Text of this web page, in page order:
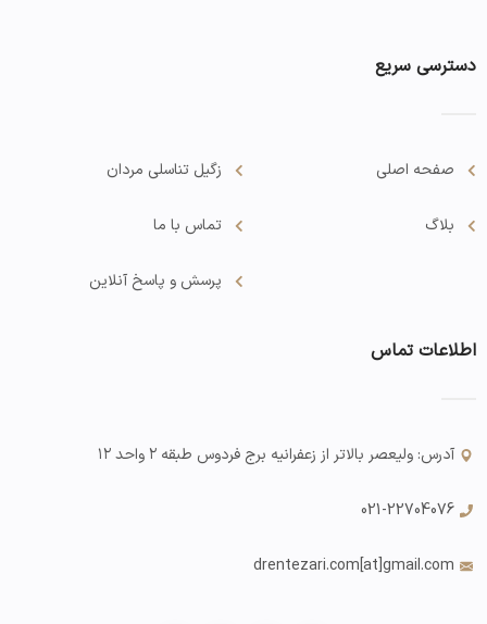
دسترسی سریع
صفحه اصلی
بلاگ
زگیل تناسلی مردان
تماس با ما
پرسش و پاسخ آنلاین
اطلاعات تماس
آدرس: ولیعصر بالاتر از زعفرانیه برج فردوس طبقه ۲ واحد ۱۲
021-22704076
drentezari.com[at]gmail.com